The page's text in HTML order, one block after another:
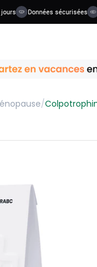
Données sécurisées
/